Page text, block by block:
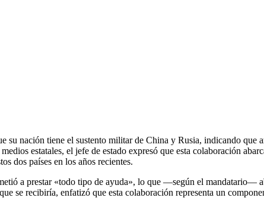
nación tiene el sustento militar de China y Rusia, indicando que
estatales, el jefe de estado expresó que esta colaboración
dos países en los años recientes.
a prestar «todo tipo de ayuda», lo que —según el mandatario—
se recibiría, enfatizó que esta colaboración representa un